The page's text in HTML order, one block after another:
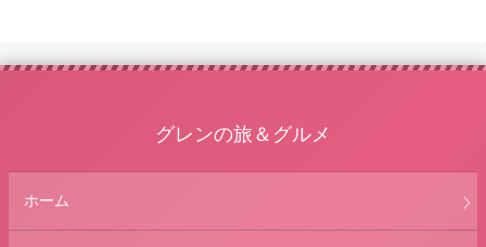
グレンの旅＆グルメ
ホーム